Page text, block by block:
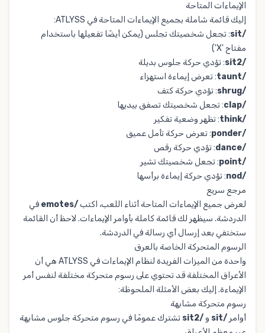
الإيماءات المتاحة
إليك قائمة شاملة بجميع الإيماءات المتاحة في ATLYSS:
/sit
: تجعل شخصيتك تجلس (يمكن أيضًا تفعيلها باستخدام
مفتاح 'X')
/sit2
: تؤدي حركة جلوس بديلة
/taunt
: تعرض إيماءة استهزاء
/shrug
: تؤدي حركة كتف
/clap
: تجعل شخصيتك تصفق بيديها
/think
: تظهر وضعية تفكير
/ponder
: تعرض حركة تأمل عميق
/dance
: تؤدي حركة رقص
/point
: تجعل شخصيتك تشير
/nod
: تؤدي حركة إيماءة برأسها
مرجع سريع
لعرض جميع الإيماءات المتاحة أثناء اللعب، اكتب/emotes
في
الدردشة. سيظهر لك قائمة كاملة بأوامر الإيماءات. لاحظ أن القائمة
ستختفي بعد إرسال أي رسالة في الدردشة.
الرسوم المتحركة الخاصة بالعرق
واحدة من الميزات الفريدة لنظام الإيماءات في ATLYSS هي أن
الأعراق المختلفة قد تحتوي على رسوم متحركة مختلفة لنفس أمر
الإيماءة. إليك بعض الأمثلة الملحوظة:
رسوم متحركة مشابهة
أوامر /sit و/sit2
تشترك عمومًا في رسوم متحركة جلوس مشابهة